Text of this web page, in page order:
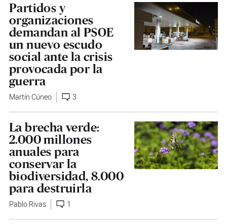
Partidos y
organizaciones
demandan al PSOE
un nuevo escudo
social ante la crisis
provocada por la
guerra
Martín Cúneo 3
La brecha verde:
2.000 millones
anuales para
conservar la
biodiversidad, 8.000
para destruirla
Pablo Rivas 1